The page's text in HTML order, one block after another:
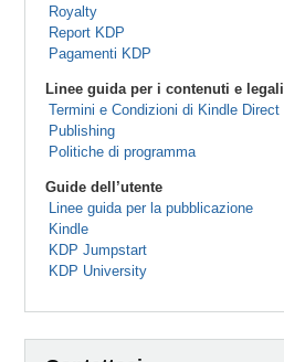
Royalty
Report KDP
Pagamenti KDP
Linee guida per i contenuti e legali
Termini e Condizioni di Kindle Direct
Publishing
Politiche di programma
Guide dell’utente
Linee guida per la pubblicazione
Kindle
KDP Jumpstart
KDP University